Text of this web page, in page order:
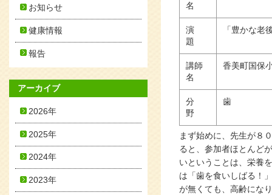
名
演
題
「豊かな老
講師
名
香美町国
分
野
歯
まず始めに、先生が８
ると、参加者ほとんど
いということは、栄養
は「歯を食いしばる！
が無くても、高齢にな
お知らせ
健康情報
報告
アーカイブ
2026年
2025年
2024年
2023年